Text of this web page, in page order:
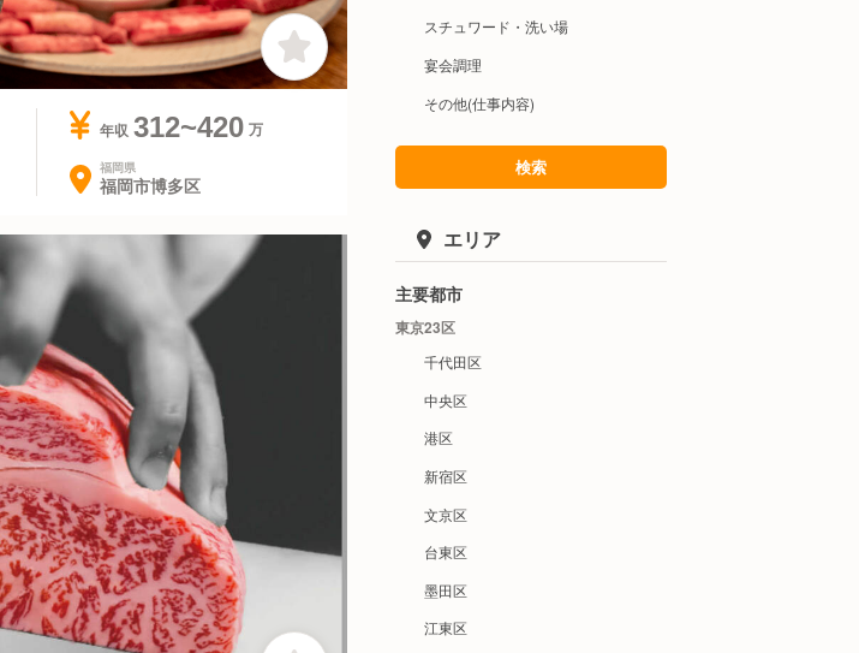
年収 312~420
福岡県
福岡市博多区
スチュワード・洗い場
宴会調理
その他(仕事内容)
検索
エリア
主要都市
東京23区
千代田区
中央区
港区
新宿区
文京区
台東区
墨田区
江東区